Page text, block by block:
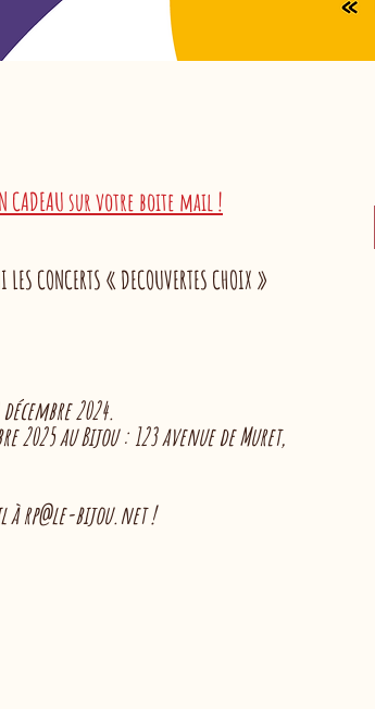
sur votre boite mail !
CONCERTS « DECOUVERTES CHOIX »​​
2024.
2025 au Bijou: 123 avenue de Muret,
à rp@le-bijou.net !